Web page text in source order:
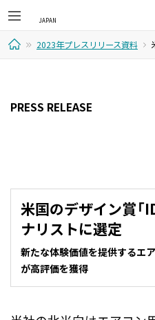
2023年プレスリリース資料
PRESS RELEASE
米国のデザイン賞「
ナリストに選定
新たな体験価値を提供するエ
が高評価を獲得